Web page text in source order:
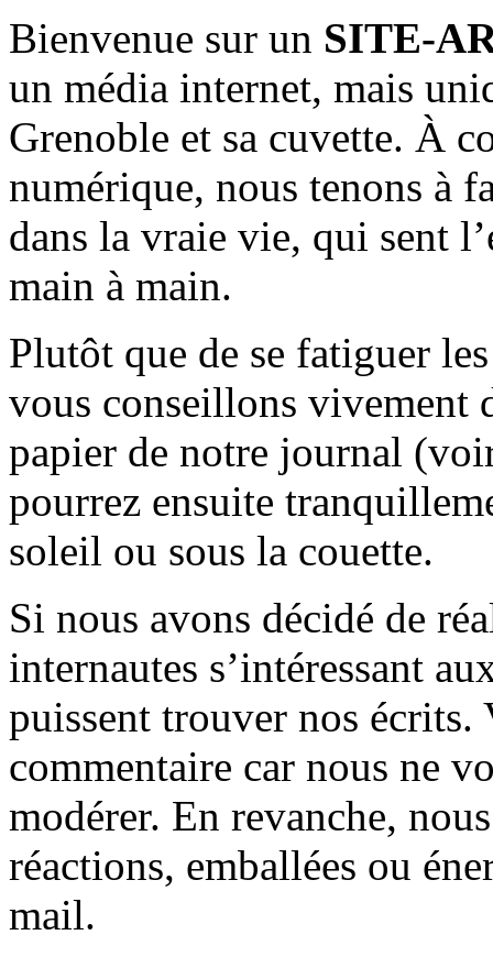
Bienvenue sur un SITE-
un média internet, mais
Grenoble et sa cuvette. À
numérique, nous tenons à
dans la vraie vie, qui sent
main à main.
Plutôt que de se fatiguer
vous conseillons vivement
papier de notre journal
pourrez ensuite
soleil ou sous la couette.
Si nous avons décidé de
internautes s’intéressant
puissent trouver nos écrits.
commentaire car nous ne
modérer. En revanche,
réactions, emballées ou
mail.